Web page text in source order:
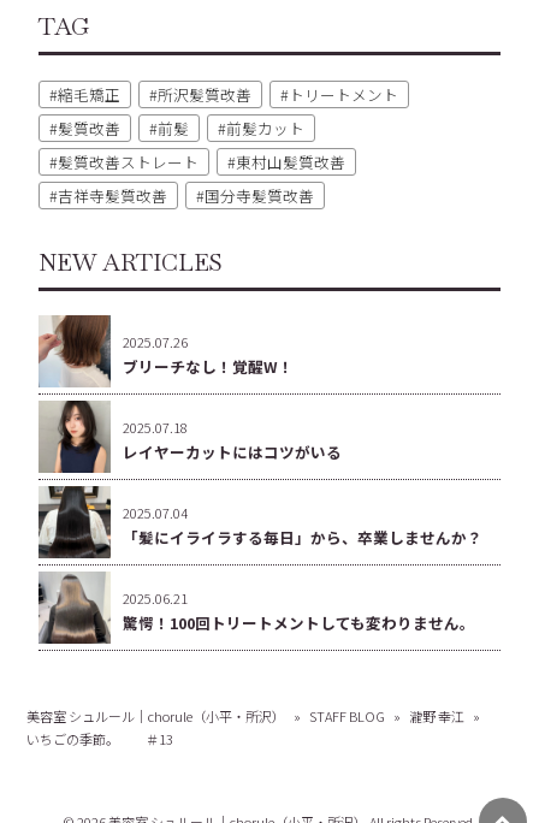
TAG
縮毛矯正 所沢髪質改善
トリートメント
髪質改善
前髪
前髪カット
髪質改善ストレート
東村山髪質改善
吉祥寺髪質改善
国分寺髪質改善
NEW ARTICLES
2025.07.26
ブリーチなし！覚醒W！
2025.07.18
レイヤーカットにはコツがいる
2025.07.04
「髪にイライラする毎日」から、卒業しませんか？
2025.06.21
驚愕！100回トリートメントしても変わりません。
美容室 シュルール｜chorule（小平・所沢） » STAFF BLOG » 瀧野 幸江 »
いちごの季節。 ＃13